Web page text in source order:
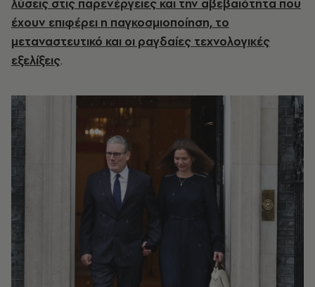
λύσεις στις παρενέργειες και την αβεβαιότητα που
έχουν επιφέρει η παγκοσμιοποίηση, το
μεταναστευτικό και οι ραγδαίες τεχνολογικές
εξελίξεις.